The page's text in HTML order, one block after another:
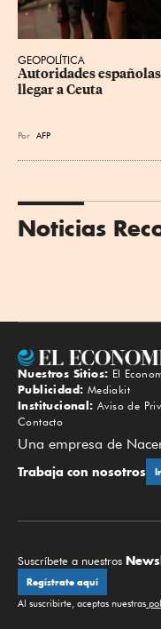
GEOPOLÍTICA
Autoridades
llegar a Ceuta
Por AFP
Noticias
Nuestros Sitios: El
Publicidad: Mediakit
Institucional: Aviso de
Contacto
Una empresa de
Trabaja con nosotros
Suscríbete a nuestros
Regístrate aquí
Al suscribirte, aceptas nuestras